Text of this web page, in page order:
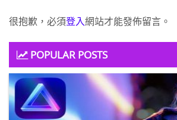
POPULAR POSTS